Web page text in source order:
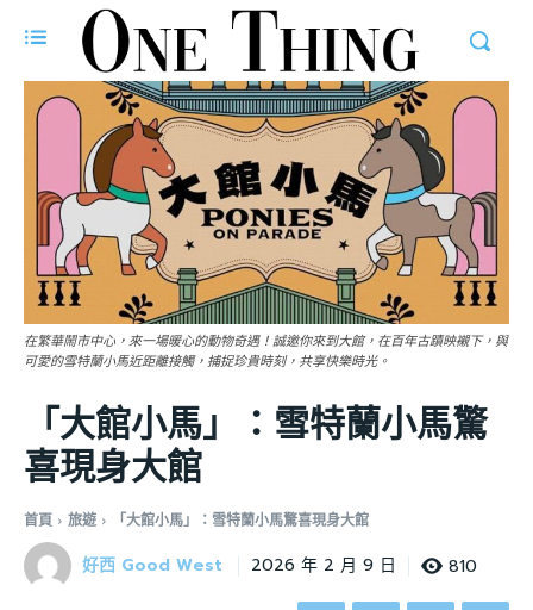
在繁華鬧市中心，來一場暖心的動物奇遇！誠邀你來到大館，在百年古蹟映襯下，與
可愛的雪特蘭小馬近距離接觸，捕捉珍貴時刻，共享快樂時光。
「大館小馬」：雪特蘭小馬驚
喜現身大館
首頁 旅遊 「大館小馬」：雪特蘭小馬驚喜現身大館
好西 Good West 2026 年 2 月 9 日 810